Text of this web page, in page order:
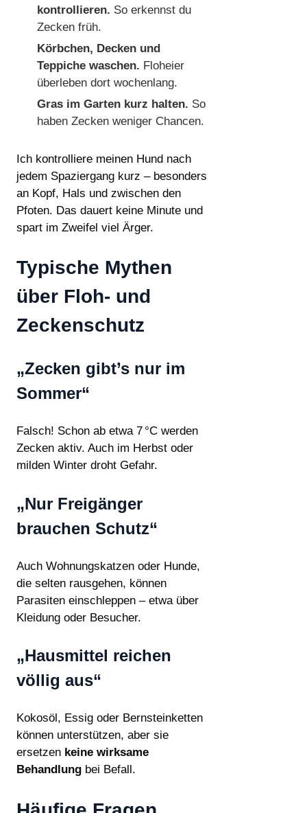
kontrollieren. So erkennst du
Zecken früh.
Körbchen, Decken und
Teppiche waschen. Floheier
überleben dort wochenlang.
Gras im Garten kurz halten. So
haben Zecken weniger Chancen.
Ich kontrolliere meinen Hund nach
jedem Spaziergang kurz – besonders
an Kopf, Hals und zwischen den
Pfoten. Das dauert keine Minute und
spart im Zweifel viel Ärger.
Typische Mythen
über Floh- und
Zeckenschutz
„Zecken gibt’s nur im
Sommer“
Falsch! Schon ab etwa 7 °C werden
Zecken aktiv. Auch im Herbst oder
milden Winter droht Gefahr.
„Nur Freigänger
brauchen Schutz“
Auch Wohnungskatzen oder Hunde,
die selten rausgehen, können
Parasiten einschleppen – etwa über
Kleidung oder Besucher.
„Hausmittel reichen
völlig aus“
Kokosöl, Essig oder Bernsteinketten
können unterstützen, aber sie
ersetzen keine wirksame
Behandlung bei Befall.